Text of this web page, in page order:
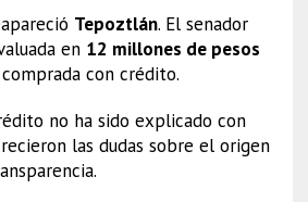
Tepoztlán. El senador
en 12 millones de pesos
con crédito.
no ha sido explicado con
las dudas sobre el origen